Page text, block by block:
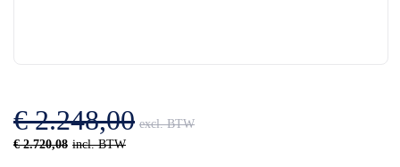
gallerij
€ 2.720,08
€ 2.248,00